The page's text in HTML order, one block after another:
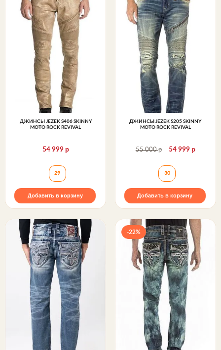
ДЖИНСЫ JEZEK S406 SKINNY
MOTO ROCK REVIVAL
54 999 р
Джинсы JEZEK S406 SKINNY MOTO Rock Revival
29
Добавить в корзину
ДЖИНСЫ JEZEK S205 SKINNY
MOTO ROCK REVIVAL
55 000р 54 999 р
Джинсы JEZEK
30
Добавить в корзину
-22%